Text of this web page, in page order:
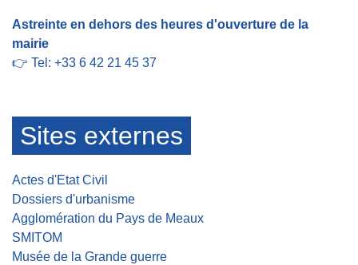
Astreinte en dehors des heures d'ouverture de la
mairie
👉 Tel: +33 6 42 21 45 37
Sites externes
Actes d'Etat Civil
Dossiers d'urbanisme
Agglomération du Pays de Meaux
SMITOM
Musée de la Grande guerre